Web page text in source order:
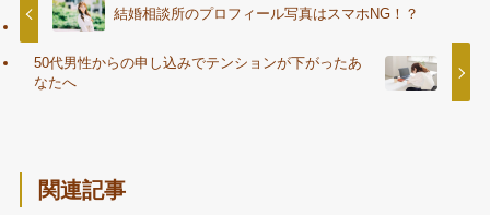
結婚相談所のプロフィール写真はスマホNG！？
50代男性からの申し込みでテンションが下がったあ
なたへ
関連記事